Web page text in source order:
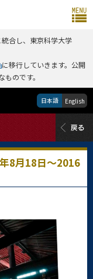
合し、東京科学大学
に移行していきます。公開
のです。
日本語 English
8月18日～2016